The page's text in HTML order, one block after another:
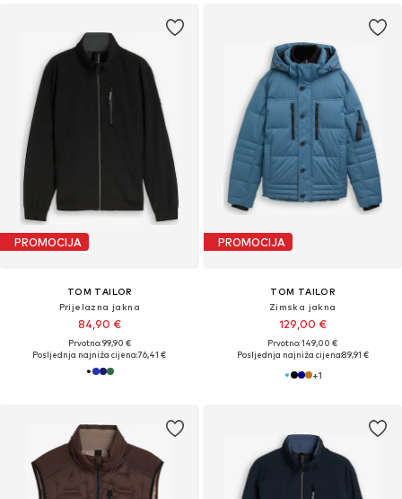
PROMOCIJA
TOM TAILOR
Prijelazna jakna
84,90 €
Prvotno: 99,90 €
Posljednja najniža cijena:76,41 €
PROMOCIJA
TOM TAILOR
Zimska jakna
129,00 €
Prvotno: 149,00 €
Posljednja najniža cijena:89,91 €
+1